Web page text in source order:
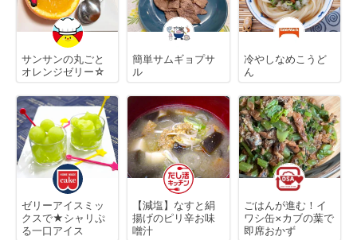
サンサンの丸ごと
オレンジゼリー☆
簡単サムギョプサ
ル
冷やしなめこうど
ん
ゼリーアイスミッ
クスで★シャリぷ
る一口アイス
【減塩】なすと絹
揚げのピリ辛お味
噌汁
ごはんが進む！イ
ワシ缶×カブの葉で
即席おかず